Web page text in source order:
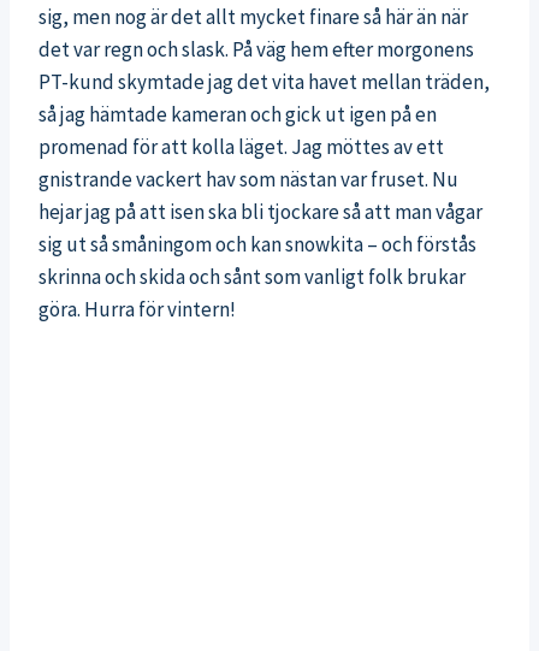
sig, men nog är det allt mycket finare så här än när
det var regn och slask. På väg hem efter morgonens
PT-kund skymtade jag det vita havet mellan träden,
så jag hämtade kameran och gick ut igen på en
promenad för att kolla läget. Jag möttes av ett
gnistrande vackert hav som nästan var fruset. Nu
hejar jag på att isen ska bli tjockare så att man vågar
sig ut så småningom och kan snowkita – och förstås
skrinna och skida och sånt som vanligt folk brukar
göra. Hurra för vintern!